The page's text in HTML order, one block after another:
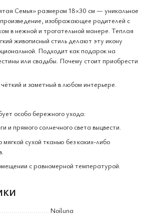
Семья» размером 18×30 см — уникальное
изображающее родителей с
в нежной и трогательной манере. Теплая
живописный стиль делают эту икону
Подходит как подарок на
или свадьбы. Почему стоит приобрести
и заметный в любом интерьере.
особо бережного ухода:
и прямого солнечного света выцвести.
сухой тканью без каких-либо
с равномерной температурой.
Noiluna